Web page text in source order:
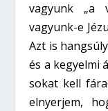
vagyunk „a
vagyunk-e
Azt is
és a kegyelmi
sokat kell
elnyerjem,